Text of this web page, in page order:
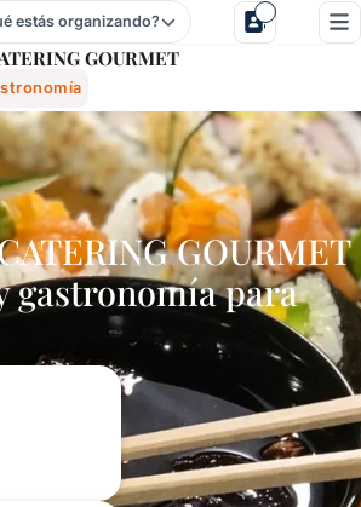
- Catering Y Gastronomía Para
estás organizando?
GOURMET
GOURMET
gastronomía para